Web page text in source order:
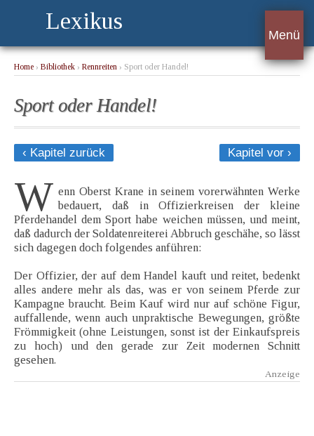
Lexikus
Menü
Home › Bibliothek › Rennreiten › Sport oder Handel!
Sport oder Handel!
‹ Kapitel zurück Kapitel vor ›
W enn Oberst Krane in seinem vorerwähnten Werke
bedauert, daß in Offizierkreisen der kleine
Pferdehandel dem Sport habe weichen müssen, und meint,
daß dadurch der Soldatenreiterei Abbruch geschähe, so lässt
sich dagegen doch folgendes anführen:
Der Offizier, der auf dem Handel kauft und reitet, bedenkt
alles andere mehr als das, was er von seinem Pferde zur
Kampagne braucht. Beim Kauf wird nur auf schöne Figur,
auffallende, wenn auch unpraktische Bewegungen, größte
Frömmigkeit (ohne Leistungen, sonst ist der Einkaufspreis
zu hoch) und den gerade zur Zeit modernen Schnitt
gesehen.